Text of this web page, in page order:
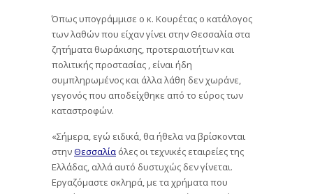
Όπως υπογράμμισε ο κ. Κουρέτας ο κατάλογος
των λαθών που είχαν γίνει στην Θεσσαλία στα
ζητήματα θωράκισης, προτεραιοτήτων και
πολιτικής προστασίας , είναι ήδη
συμπληρωμένος και άλλα λάθη δεν χωράνε,
γεγονός που αποδείχθηκε από το εύρος των
καταστροφών. ​
«Σήμερα, εγώ ειδικά, θα ήθελα να βρίσκονται
στηνΘεσσαλία όλες οι τεχνικές εταιρείες της
Ελλάδας, αλλά αυτό δυστυχώς δεν γίνεται.
Εργαζόμαστε σκληρά, με τα χρήματα που